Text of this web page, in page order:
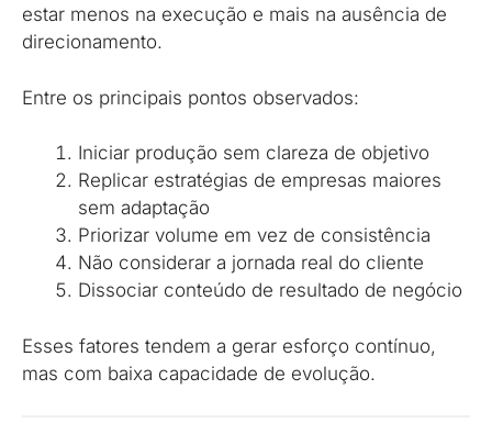
estar menos na execução e mais na ausência de
direcionamento.
Entre os principais pontos observados:
Iniciar produção sem clareza de objetivo
Replicar estratégias de empresas maiores
sem adaptação
Priorizar volume em vez de consistência
Não considerar a jornada real do cliente
Dissociar conteúdo de resultado de negócio
Esses fatores tendem a gerar esforço contínuo,
mas com baixa capacidade de evolução.